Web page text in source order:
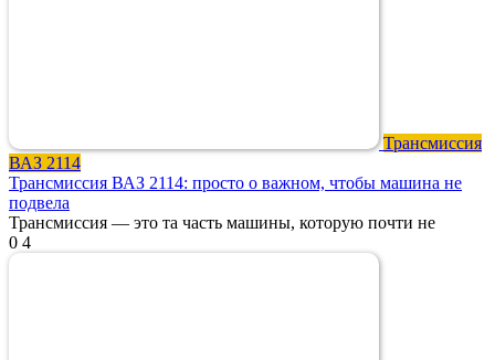
Трансмиссия
ВАЗ 2114
Трансмиссия ВАЗ 2114: просто о важном, чтобы машина не
подвела
Трансмиссия — это та часть машины, которую почти не
0 4